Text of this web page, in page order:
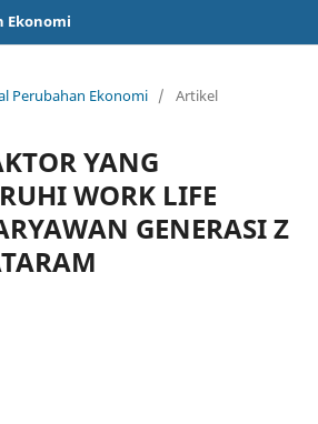
Ekonomi
Perubahan Ekonomi / Artikel
YANG
WORK LIFE
GENERASI Z